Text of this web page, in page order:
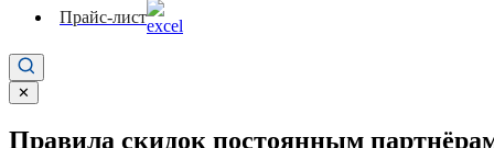
Прайс-лист
✕
Правила скидок постоянным